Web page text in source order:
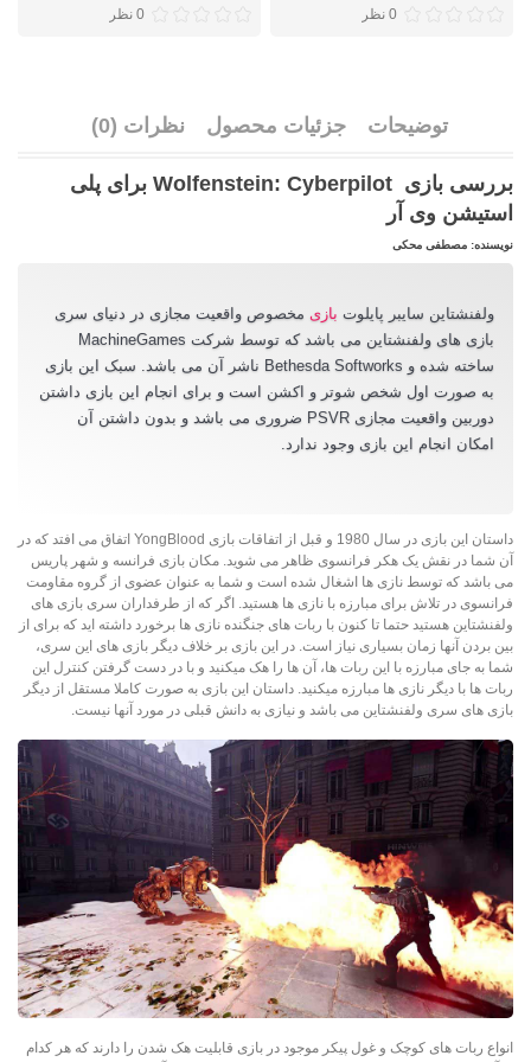
0 نظر 0 نظر
توضیحات جزئیات محصول نظرات (0)
بررسی بازی Wolfenstein: Cyberpilot برای پلی
استیشن وی آر
نویسنده: مصطفی محکی
ولفنشتاین سایبر پایلوت بازی مخصوص واقعیت مجازی در دنیای سری
بازی های ولفنشتاین می باشد که توسط شرکت MachineGames
ساخته شده و Bethesda Softworks ناشر آن می باشد. سبک این بازی
به صورت اول شخص شوتر و اکشن است و برای انجام این بازی داشتن
دوربین واقعیت مجازی PSVR ضروری می باشد و بدون داشتن آن
امکان انجام این بازی وجود ندارد.
داستان این بازی در سال 1980 و قبل از اتفاقات بازی YongBlood اتفاق می افتد که در
آن شما در نقش یک هکر فرانسوی ظاهر می شوید. مکان بازی فرانسه و شهر پاریس
می باشد که توسط نازی ها اشغال شده است و شما به عنوان عضوی از گروه مقاومت
فرانسوی در تلاش برای مبارزه با نازی ها هستید. اگر که از طرفداران سری بازی های
ولفنشتاین هستید حتما تا کنون با ربات های جنگنده نازی ها برخورد داشته ­اید که برای از
بین بردن آنها زمان بسیاری نیاز است. در این بازی بر خلاف دیگر بازی های این سری،
شما به جای مبارزه با این ربات ها، آن ها را هک میکنید و با در دست گرفتن کنترل این
ربات ها با دیگر نازی ها مبارزه میکنید. داستان این بازی به صورت کاملا مستقل از دیگر
بازی های سری ولفنشتاین می باشد و نیازی به دانش قبلی در مورد آنها نیست.
انواع ربات های کوچک و غول پیکر موجود در بازی قابلیت هک شدن را دارند که هر کدام